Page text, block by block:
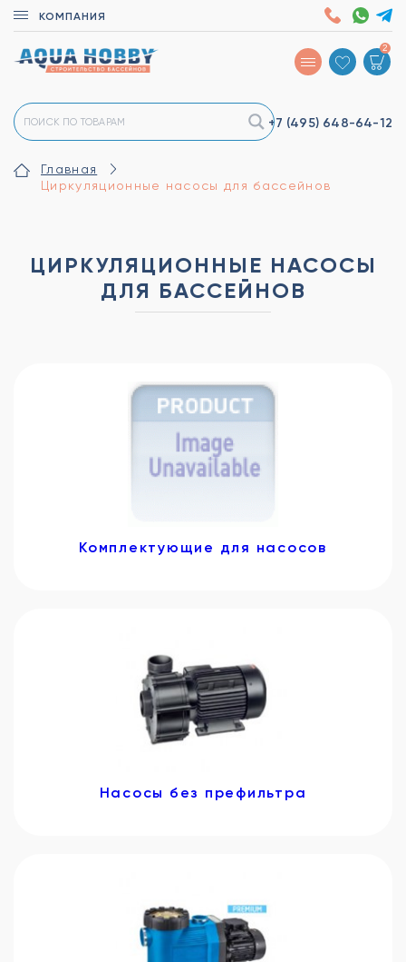
КОМПАНИЯ
+7 (495) 648-64-12
2
Главная
Циркуляционные насосы для бассейнов
ЦИРКУЛЯЦИОННЫЕ НАСОСЫ
ДЛЯ БАССЕЙНОВ
Комплектующие для насосов
Насосы без префильтра